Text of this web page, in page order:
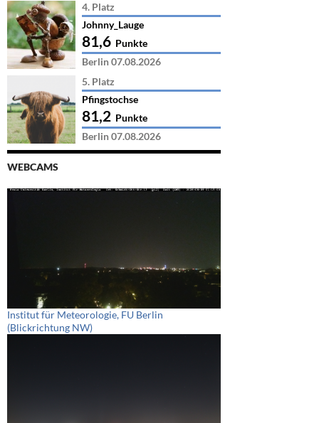
4. Platz
Johnny_Lauge
81,6 Punkte
Berlin 07.08.2026
5. Platz
Pfingstochse
81,2 Punkte
Berlin 07.08.2026
WEBCAMS
Institut für Meteorologie, FU Berlin
(Blickrichtung NW)